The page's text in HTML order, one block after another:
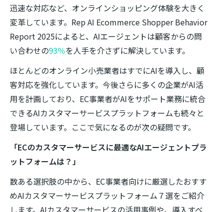
迅速な対応など、オンラインショッピング体験を大きく
変革しています。Rep AI Ecommerce Shopper Behavior
Report 2025によると、AIエージェントは顧客からの問
い合わせの93％を人手を介さずに解決しています。
ほとんどのオンライン小売業者はすでにAIを導入し、顧
客対応を強化しています。今後さらに多くの企業がAI活
用を計画しており、EC事業者がAIをサポート業務に統合
できるAIカスタマーサービスプラットフォームも続々と
登場しています。ここで気になるのが次の疑問です。
「ECのカスタマーサービスに最適なAIエージェントプラ
ットフォームは？」
数ある選択肢の中から、EC事業者向けに厳選したおすす
めAIカスタマーサービスプラットフォーム７選をご紹介
します。AIカスタマーサービスの活用事例や、導入すべ